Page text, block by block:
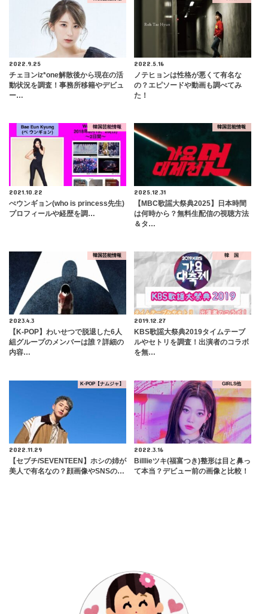
2022.9.25
チェヨンiz*one解散後から現在の活
動状況を調査！事務所移籍やデビュ
ー…
2022.5.16
ノテヒョンは性格が悪くて有名な
の？エピソードや動画も調べてみ
た！
韓国芸能情報
2021.10.22
ぺウンギョン(who is princess先生)
プロフィールや経歴を調…
韓国芸能情報
2025.12.31
【MBC歌謡大祭典2025】日本時間
は何時から？無料生配信の視聴方法
＆タ…
韓国芸能情報
2023.4.3
【K-POP】わいせつで脱退した6人
組グループのメンバーは誰？詳細の
内容…
韓 国
2019.12.27
KBS歌謡大祭典2019タイムテーブ
ルやセトリを調査！出演者のコラボ
を無…
K-POP【ナムジャ】
2022.11.29
【セブチ/SEVENTEEN】ホシの姉が
美人で有名なの？顔画像やSNSの…
GIRLS他
2022.3.16
Billlieツキ(福富つき)整形は目と鼻っ
て本当？デビュー前の画像と比較！